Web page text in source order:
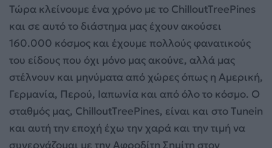
Τώρα κλείνουμε ένα χρόνο με το ChilloutTreePines
και σε αυτό το διάστημα μας έχουν ακούσει
160.000 κόσμος και έχουμε πολλούς φανατικούς
του είδους που όχι μόνο μας ακούνε, αλλά μας
στέλνουν και μηνύματα από χώρες όπως η Αμερική,
Γερμανία, Περού, Ιαπωνία και από όλο το κόσμο. Ο
σταθμός μας, ChilloutTreePines, είναι και στο Tunein
και αυτή την εποχή έχω την χαρά και την τιμή να
συνεργάζομαι με την Αφροδίτη Σημίτη στον